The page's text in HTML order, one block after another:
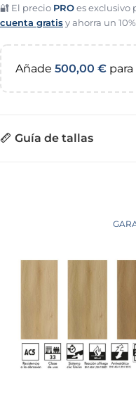
🔐 El precio PROes exclusivo
cuenta gratisy ahorra un
Añade 500,00 €
Guía de tallas